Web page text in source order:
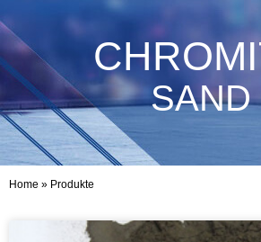
SAND
Home » Produkte